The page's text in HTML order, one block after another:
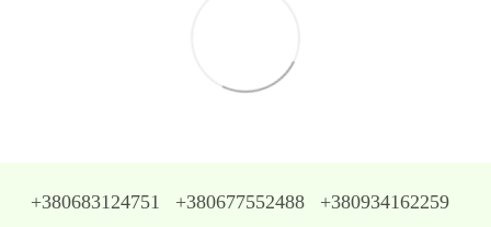
+380683124751 +380677552488 +380934162259